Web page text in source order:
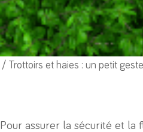
Trottoirs et haies : un petit
Pour assurer la sécurité et la